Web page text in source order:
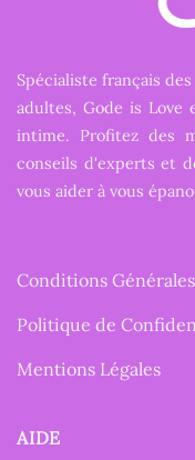
Spécialiste français
adultes, Gode is Love
intime. Profitez des
conseils d'experts et
vous aider à vous
Conditions
Politique de
Mentions Légales
AIDE